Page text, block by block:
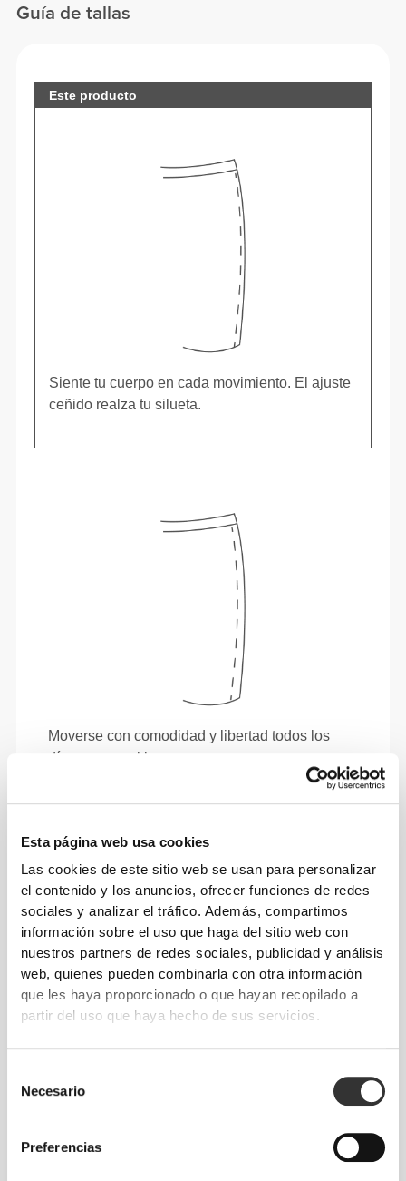
Esta página web usa cookies
Las cookies de este sitio web se usan para personalizar
el contenido y los anuncios, ofrecer funciones de redes
sociales y analizar el tráfico. Además, compartimos
información sobre el uso que haga del sitio web con
nuestros partners de redes sociales, publicidad y análisis
web, quienes pueden combinarla con otra información
que les haya proporcionado o que hayan recopilado a
partir del uso que haya hecho de sus servicios.
Necesario
Preferencias
Guía de tallas
Este producto
Siente tu cuerpo en cada movimiento. El ajuste
ceñido realza tu silueta.
Moverse con comodidad y libertad todos los
días, ese es el lema.
Libertad total de movimiento. Un ajuste cómodo